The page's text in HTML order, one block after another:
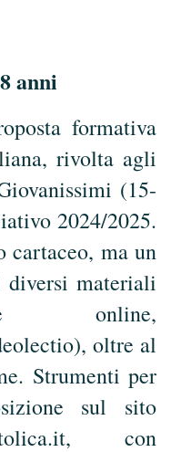
anni
formativa
rivolta agli
(15-
2024/2025.
cartaceo, ma un
diversi materiali
online,
oltre al
Strumenti per
sul sito
con